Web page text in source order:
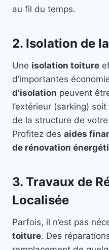
au fil du temps.
2. Isolation de
Une isolation toiture
d’importantes
d’isolation peuvent
l’extérieur (sarking)
de la structure de votre
Profitez des aides
de rénovation
3. Travaux de
Localisée
Parfois, il n’est pas
toiture. Des